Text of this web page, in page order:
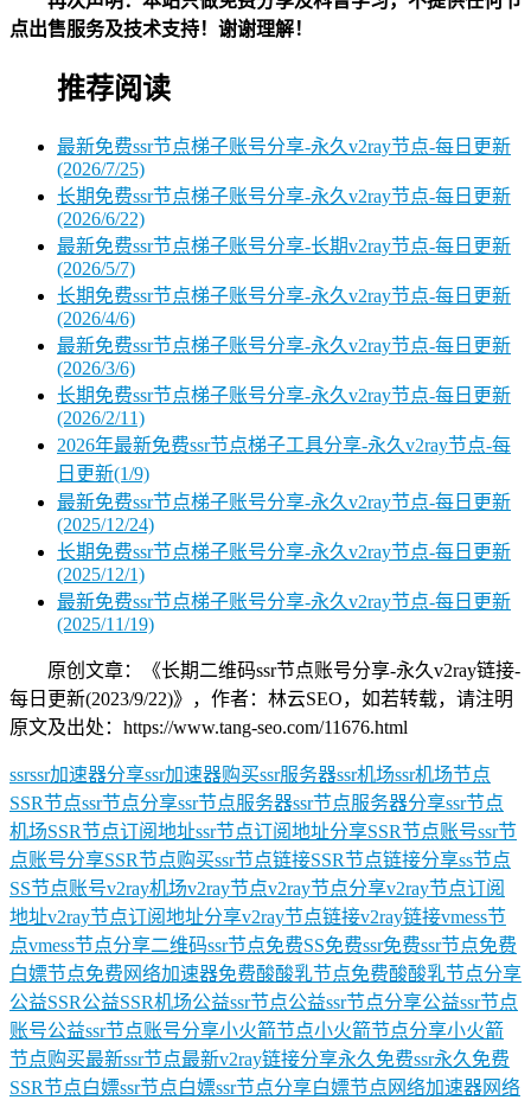
点出售服务及技术支持！谢谢理解！
推荐阅读
最新免费ssr节点梯子账号分享-永久v2ray节点-每日更新
(2026/7/25)
长期免费ssr节点梯子账号分享-永久v2ray节点-每日更新
(2026/6/22)
最新免费ssr节点梯子账号分享-长期v2ray节点-每日更新
(2026/5/7)
长期免费ssr节点梯子账号分享-永久v2ray节点-每日更新
(2026/4/6)
最新免费ssr节点梯子账号分享-永久v2ray节点-每日更新
(2026/3/6)
长期免费ssr节点梯子账号分享-永久v2ray节点-每日更新
(2026/2/11)
2026年最新免费ssr节点梯子工具分享-永久v2ray节点-每
日更新(1/9)
最新免费ssr节点梯子账号分享-永久v2ray节点-每日更新
(2025/12/24)
长期免费ssr节点梯子账号分享-永久v2ray节点-每日更新
(2025/12/1)
最新免费ssr节点梯子账号分享-永久v2ray节点-每日更新
(2025/11/19)
原创文章：《长期二维码ssr节点账号分享-永久v2ray链接-
每日更新(2023/9/22)》，作者：林云SEO，如若转载，请注明
原文及出处：https://www.tang-seo.com/11676.html
ssrssr加速器分享ssr加速器购买ssr服务器ssr机场ssr机场节点
SSR节点ssr节点分享ssr节点服务器ssr节点服务器分享ssr节点
机场SSR节点订阅地址ssr节点订阅地址分享SSR节点账号ssr节
点账号分享SSR节点购买ssr节点链接SSR节点链接分享ss节点
SS节点账号v2ray机场v2ray节点v2ray节点分享v2ray节点订阅
地址v2ray节点订阅地址分享v2ray节点链接v2ray链接vmess节
点vmess节点分享二维码ssr节点免费SS免费ssr免费ssr节点免费
白嫖节点免费网络加速器免费酸酸乳节点免费酸酸乳节点分享
公益SSR公益SSR机场公益ssr节点公益ssr节点分享公益ssr节点
账号公益ssr节点账号分享小火箭节点小火箭节点分享小火箭
节点购买最新ssr节点最新v2ray链接分享永久免费ssr永久免费
SSR节点白嫖ssr节点白嫖ssr节点分享白嫖节点 网络加速器网络